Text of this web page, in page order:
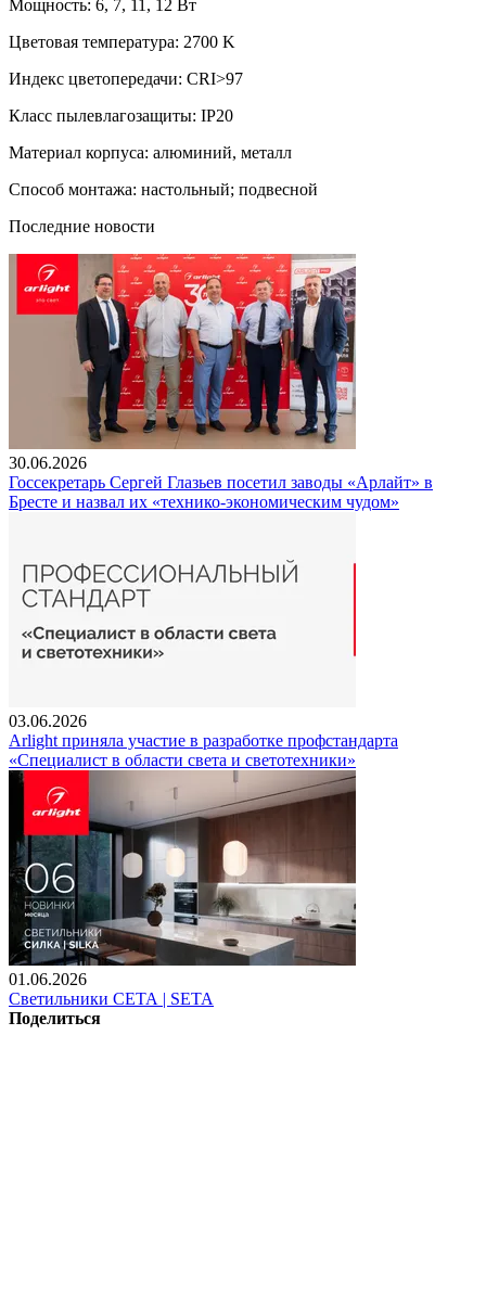
Мощность: 6, 7, 11, 12 Вт
Цветовая температура: 2700 K
Индекс цветопередачи: CRI>97
Класс пылевлагозащиты: IP20
Материал корпуса: алюминий, металл
Способ монтажа: настольный; подвесной
Последние новости
30.06.2026
Госсекретарь Сергей Глазьев посетил заводы «Арлайт» в
Бресте и назвал их «технико-экономическим чудом»
03.06.2026
Arlight приняла участие в разработке профстандарта
«Специалист в области света и светотехники»
01.06.2026
Светильники СЕТА | SETA
Поделиться